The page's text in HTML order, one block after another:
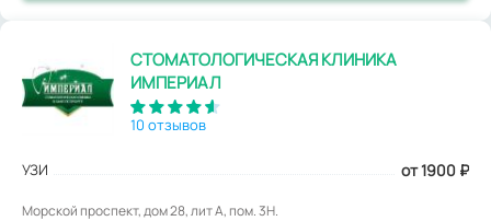
СТОМАТОЛОГИЧЕСКАЯ КЛИНИКА
ИМПЕРИАЛ
10 отзывов
УЗИ от 1900 ₽
Морской проспект, дом 28, лит А, пом. 3Н.